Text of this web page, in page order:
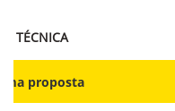
TÉCNICA
proposta